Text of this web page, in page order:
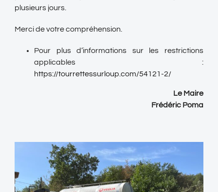
plusieurs jours.
Merci de votre compréhension.
Pour plus d’informations sur les restrictions
applicables :
https://tourrettessurloup.com/54121-2/
Le Maire
Frédéric Poma